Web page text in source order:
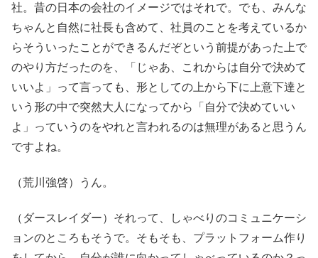
社。昔の日本の会社のイメージではそれで。でも、みんな
ちゃんと自然に社長も含めて、社員のことを考えているか
らそういったことができるんだぞという前提があった上で
のやり方だったのを、「じゃあ、これからは自分で決めて
いいよ」って言っても、形としての上から下に上意下達と
いう形の中で突然大人になってから「自分で決めていい
よ」っていうのをやれと言われるのは無理があると思うん
ですよね。
（荒川強啓）うん。
（ダースレイダー）それって、しゃべりのコミュニケーシ
ョンのところもそうで。そもそも、プラットフォーム作り